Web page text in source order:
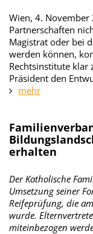
Wien, 4. November
Partnerschaften
Magistrat oder bei
werden können,
Rechtsinstitute klar
Präsident den
mehr
erhalten
Der Katholische
Umsetzung seiner
Reifeprüfung, die
wurde.
miteinbezogen